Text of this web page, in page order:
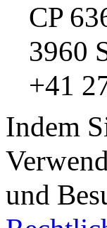
CP
3960
+41
Indem
und